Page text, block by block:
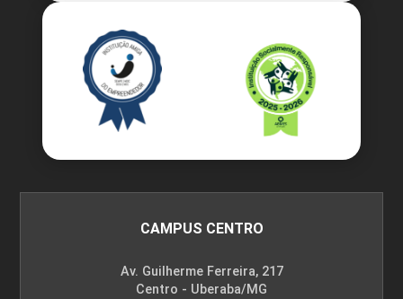
CAMPUS CENTRO
Av. Guilherme Ferreira, 217
Centro - Uberaba/MG